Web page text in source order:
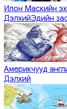
Илон Маскийн
ДэлхийЭдийн
Америкчууд
Дэлхий